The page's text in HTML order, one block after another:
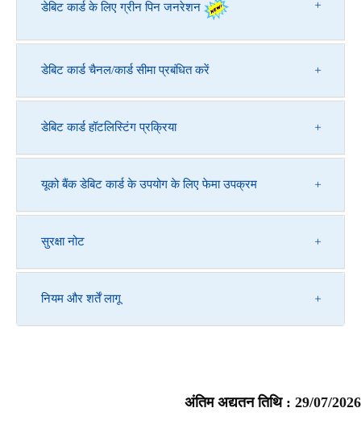
डेबिट कार्ड के लिए ग्रीन पिन जनरेशन
डेबिट कार्ड चैनल/कार्ड सीमा प्रबंधित करें
डेबिट कार्ड हॉटलिस्टिंग प्रक्रिया
यूको बैंक डेबिट कार्ड के उपयोग के लिए फेमा उपक्रम
सुरक्षा नोट
नियम और शर्तें लागू
अंतिम अद्यतन तिथि : 29/07/2026